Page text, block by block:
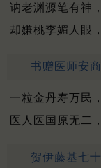
讷老渊源笔有神
却嫌桃李媚人眼
书赠医师安
一粒金丹寿万民
医人医国原无二
贺伊藤基七